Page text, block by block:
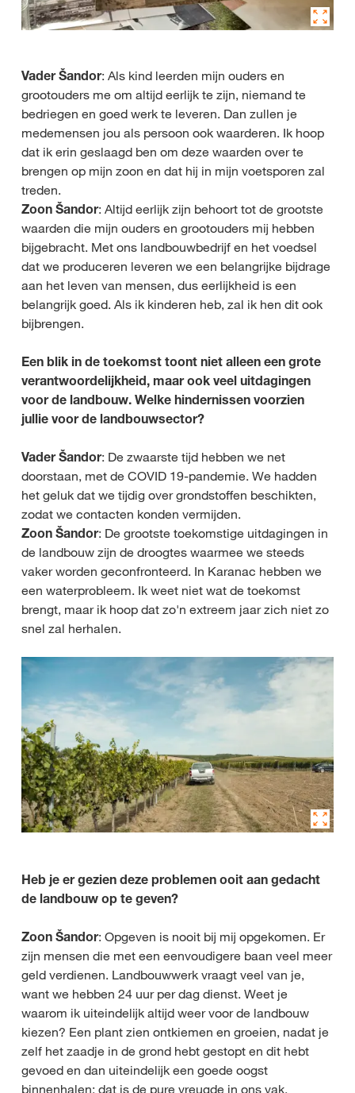
Vader Šandor: Als kind leerden mijn ouders en
grootouders me om altijd eerlijk te zijn, niemand te
bedriegen en goed werk te leveren. Dan zullen je
medemensen jou als persoon ook waarderen. Ik hoop
dat ik erin geslaagd ben om deze waarden over te
brengen op mijn zoon en dat hij in mijn voetsporen zal
treden.
Zoon Šandor: Altijd eerlijk zijn behoort tot de grootste
waarden die mijn ouders en grootouders mij hebben
bijgebracht. Met ons landbouwbedrijf en het voedsel
dat we produceren leveren we een belangrijke bijdrage
aan het leven van mensen, dus eerlijkheid is een
belangrijk goed. Als ik kinderen heb, zal ik hen dit ook
bijbrengen.
Een blik in de toekomst toont niet alleen een grote
verantwoordelijkheid, maar ook veel uitdagingen
voor de landbouw. Welke hindernissen voorzien
jullie voor de landbouwsector?
Vader Šandor: De zwaarste tijd hebben we net
doorstaan, met de COVID 19-pandemie. We hadden
het geluk dat we tijdig over grondstoffen beschikten,
zodat we contacten konden vermijden.
Zoon Šandor: De grootste toekomstige uitdagingen in
de landbouw zijn de droogtes waarmee we steeds
vaker worden geconfronteerd. In Karanac hebben we
een waterprobleem. Ik weet niet wat de toekomst
brengt, maar ik hoop dat zo'n extreem jaar zich niet zo
snel zal herhalen.
Heb je er gezien deze problemen ooit aan gedacht
de landbouw op te geven?
Zoon Šandor: Opgeven is nooit bij mij opgekomen. Er
zijn mensen die met een eenvoudigere baan veel meer
geld verdienen. Landbouwwerk vraagt veel van je,
want we hebben 24 uur per dag dienst. Weet je
waarom ik uiteindelijk altijd weer voor de landbouw
kiezen? Een plant zien ontkiemen en groeien, nadat je
zelf het zaadje in de grond hebt gestopt en dit hebt
gevoed en dan uiteindelijk een goede oogst
binnenhalen: dat is de pure vreugde in ons vak.